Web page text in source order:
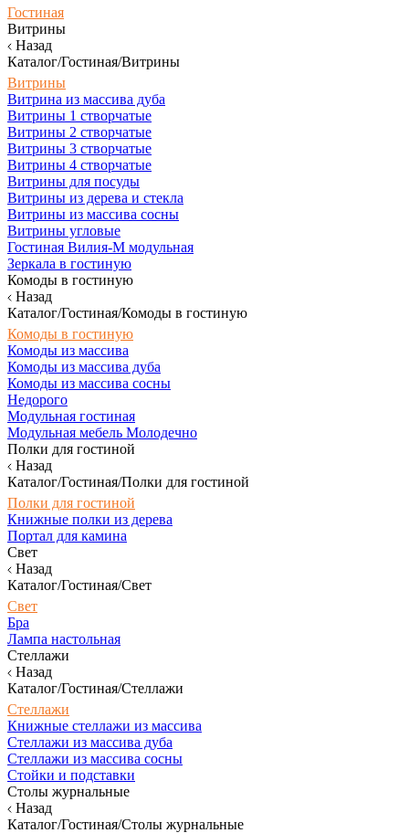
Гостиная
Витрины
Назад
Каталог/Гостиная/Витрины
Витрины
Витрина из массива дуба
Витрины 1 створчатые
Витрины 2 створчатые
Витрины 3 створчатые
Витрины 4 створчатые
Витрины для посуды
Витрины из дерева и стекла
Витрины из массива сосны
Витрины угловые
Гостиная Вилия-М модульная
Зеркала в гостиную
Комоды в гостиную
Назад
Каталог/Гостиная/Комоды в гостиную
Комоды в гостиную
Комоды из массива
Комоды из массива дуба
Комоды из массива сосны
Недорого
Модульная гостиная
Модульная мебель Молодечно
Полки для гостиной
Назад
Каталог/Гостиная/Полки для гостиной
Полки для гостиной
Книжные полки из дерева
Портал для камина
Свет
Назад
Каталог/Гостиная/Свет
Свет
Бра
Лампа настольная
Стеллажи
Назад
Каталог/Гостиная/Стеллажи
Стеллажи
Книжные стеллажи из массива
Стеллажи из массива дуба
Стеллажи из массива сосны
Стойки и подставки
Столы журнальные
Назад
Каталог/Гостиная/Столы журнальные